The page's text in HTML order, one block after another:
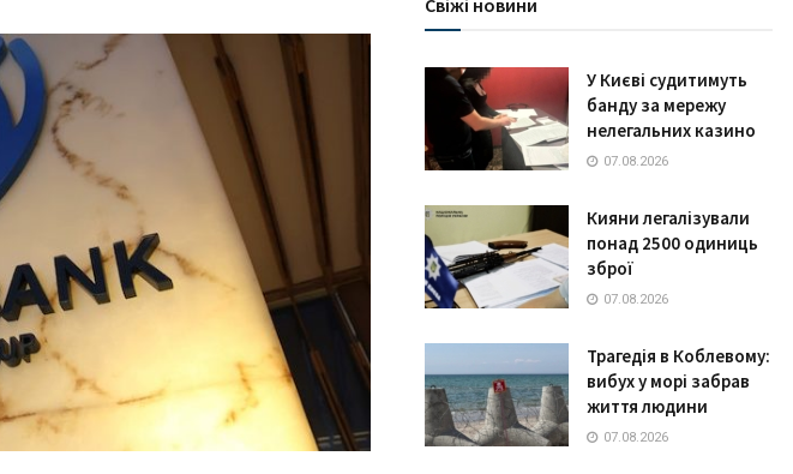
Свіжі новини
У Києві судитимуть
банду за мережу
нелегальних казино
07.08.2026
Кияни легалізували
понад 2500 одиниць
зброї
07.08.2026
Трагедія в Коблевому:
вибух у морі забрав
життя людини
07.08.2026